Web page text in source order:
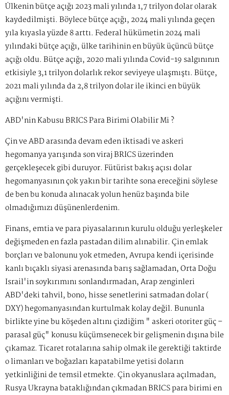
Ülkenin bütçe açığı 2023 mali yılında 1,7 trilyon dolar olarak
kaydedilmişti. Böylece bütçe açığı, 2024 mali yılında geçen
yıla kıyasla yüzde 8 arttı. Federal hükümetin 2024 mali
yılındaki bütçe açığı, ülke tarihinin en büyük üçüncü bütçe
açığı oldu. Bütçe açığı, 2020 mali yılında Covid-19 salgınının
etkisiyle 3,1 trilyon dolarlık rekor seviyeye ulaşmıştı. Bütçe,
2021 mali yılında da 2,8 trilyon dolar ile ikinci en büyük
açığını vermişti.
ABD'nin Kabusu BRICS Para Birimi Olabilir Mi ?
Çin ve ABD arasında devam eden iktisadi ve askeri
hegomanya yarışında son viraj BRICS üzerinden
gerçekleşecek gibi duruyor. Fütürist bakış açısı dolar
hegomanyasının çok yakın bir tarihte sona ereceğini söylese
de ben bu konuda alınacak yolun henüz başında bile
olmadığımızı düşünenlerdenim.
Finans, emtia ve para piyasalarının kurulu olduğu yerleşkeler
değişmeden en fazla pastadan dilim alınabilir. Çin emlak
borçları ve balonunu yok etmeden, Avrupa kendi içerisinde
kanlı bıçaklı siyasi arenasında barış sağlamadan, Orta Doğu
İsrail'in soykırımını sonlandırmadan, Arap zenginleri
ABD'deki tahvil, bono, hisse senetlerini satmadan dolar (
DXY) hegomanyasından kurtulmak kolay değil. Bununla
birlikte yine bu köşeden altını çizdiğim " askeri otoriter güç –
parasal güç" konusu küçümsenecek bir gelişmenin dışına bile
çıkamaz. Ticaret rotalarına sahip olmak ile gerektiği taktirde
o limanları ve boğazları kapatabilme yetisi doların
yetkinliğini de temsil etmekte. Çin okyanuslara açılmadan,
Rusya Ukrayna bataklığından çıkmadan BRİCS para birimi en